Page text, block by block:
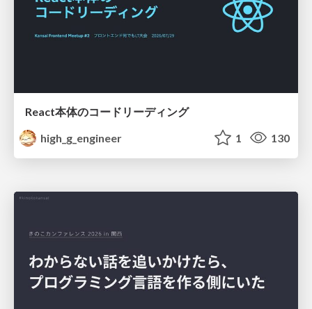
React本体のコードリーディング
high_g_engineer
1 130